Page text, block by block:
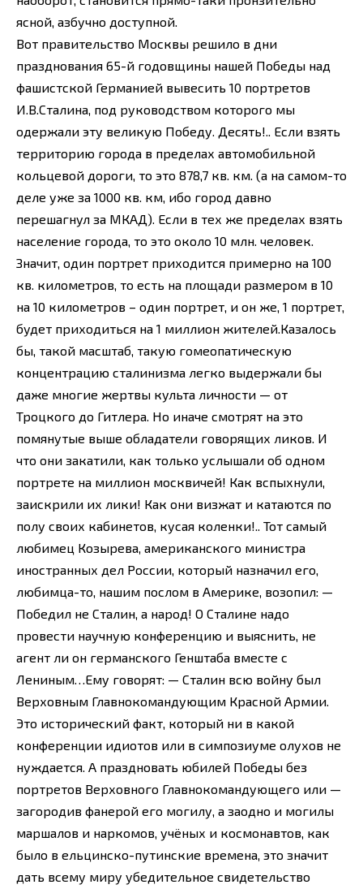
ясной, азбучно доступной.
Вот правительство Москвы решило в дни
празднования 65-й годовщины нашей Победы над
фашистской Германией вывесить 10 портретов
И.В.Сталина, под руководством которого мы
одержали эту великую Победу. Десять!.. Если взять
территорию города в пределах автомобильной
кольцевой дороги, то это 878,7 кв. км. (а на самом-то
деле уже за 1000 кв. км, ибо город давно
перешагнул за МКАД). Если в тех же пределах взять
население города, то это около 10 млн. человек.
Значит, один портрет приходится примерно на 100
кв. километров, то есть на площади размером в 10
на 10 километров – один портрет, и он же, 1 портрет,
будет приходиться на 1 миллион жителей.Казалось
бы, такой масштаб, такую гомеопатическую
концентрацию сталинизма легко выдержали бы
даже многие жертвы культа личности — от
Троцкого до Гитлера. Но иначе смотрят на это
помянутые выше обладатели говорящих ликов. И
что они закатили, как только услышали об одном
портрете на миллион москвичей! Как вспыхнули,
заискрили их лики! Как они визжат и катаются по
полу своих кабинетов, кусая коленки!.. Тот самый
любимец Козырева, американского министра
иностранных дел России, который назначил его,
любимца-то, нашим послом в Америке, возопил: —
Победил не Сталин, а народ! О Сталине надо
провести научную конференцию и выяснить, не
агент ли он германского Генштаба вместе с
Лениным…Ему говорят: — Сталин всю войну был
Верховным Главнокомандующим Красной Армии.
Это исторический факт, который ни в какой
конференции идиотов или в симпозиуме олухов не
нуждается. А праздновать юбилей Победы без
портретов Верховного Главнокомандующего или —
загородив фанерой его могилу, а заодно и могилы
маршалов и наркомов, учёных и космонавтов, как
было в ельцинско-путинские времена, это значит
дать всему миру убедительное свидетельство